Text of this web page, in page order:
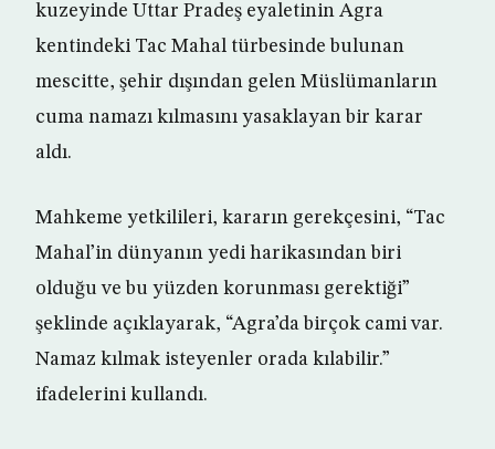
kuzeyinde Uttar Pradeş eyaletinin Agra
kentindeki Tac Mahal türbesinde bulunan
mescitte, şehir dışından gelen Müslümanların
cuma namazı kılmasını yasaklayan bir karar
aldı.
Mahkeme yetkilileri, kararın gerekçesini, “Tac
Mahal’in dünyanın yedi harikasından biri
olduğu ve bu yüzden korunması gerektiği”
şeklinde açıklayarak, “Agra’da birçok cami var.
Namaz kılmak isteyenler orada kılabilir.”
ifadelerini kullandı.